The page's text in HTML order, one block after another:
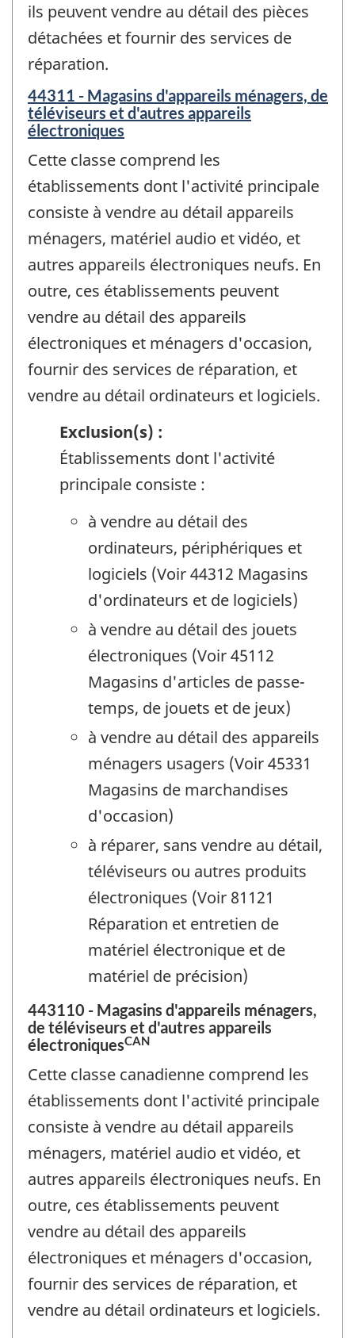
ils peuvent vendre au détail des pièces
détachées et fournir des services de
réparation.
44311 - Magasins d'appareils ménagers, de
téléviseurs et d'autres appareils
électroniques
Cette classe comprend les
établissements dont l'activité principale
consiste à vendre au détail appareils
ménagers, matériel audio et vidéo, et
autres appareils électroniques neufs. En
outre, ces établissements peuvent
vendre au détail des appareils
électroniques et ménagers d'occasion,
fournir des services de réparation, et
vendre au détail ordinateurs et logiciels.
Exclusion(s) :
Établissements dont l'activité
principale consiste :
à vendre au détail des
ordinateurs, périphériques et
logiciels (Voir 44312 Magasins
d'ordinateurs et de logiciels)
à vendre au détail des jouets
électroniques (Voir 45112
Magasins d'articles de passe-
temps, de jouets et de jeux)
à vendre au détail des appareils
ménagers usagers (Voir 45331
Magasins de marchandises
d'occasion)
à réparer, sans vendre au détail,
téléviseurs ou autres produits
électroniques (Voir 81121
Réparation et entretien de
matériel électronique et de
matériel de précision)
443110 - Magasins d'appareils ménagers,
de téléviseurs et d'autres appareils
électroniquesCAN
Cette classe canadienne comprend les
établissements dont l'activité principale
consiste à vendre au détail appareils
ménagers, matériel audio et vidéo, et
autres appareils électroniques neufs. En
outre, ces établissements peuvent
vendre au détail des appareils
électroniques et ménagers d'occasion,
fournir des services de réparation, et
vendre au détail ordinateurs et logiciels.